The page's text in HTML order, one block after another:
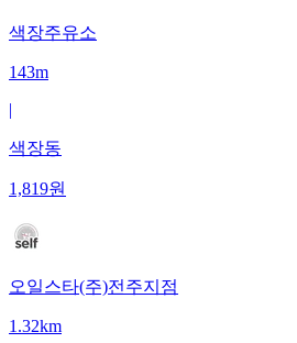
색장주유소
143m
|
색장동
1,819원
오일스타(주)전주지점
1.32km